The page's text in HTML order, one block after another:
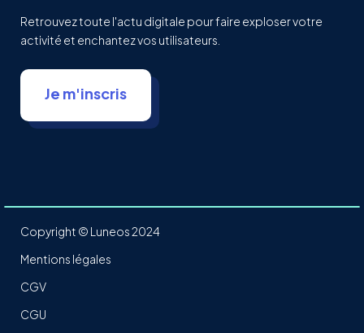
Retrouvez toute l'actu digitale pour faire exploser votre
activité et enchantez vos utilisateurs.
Je m'inscris
Copyright © Luneos 2024
Mentions légales
CGV
CGU